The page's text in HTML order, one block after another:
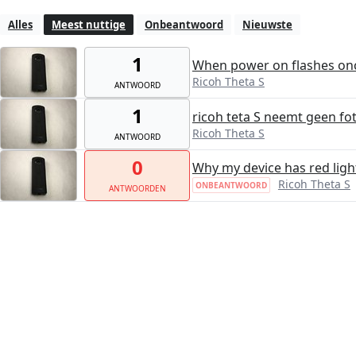
Alles Meest nuttige Onbeantwoord Nieuwste
1
ANTWOORD
When power on flashes
Ricoh Theta S
1
ANTWOORD
ricoh teta S neemt geen
Ricoh Theta S
0
ANTWOORDEN
Why my device has red
ONBEANTWOORD Ricoh Theta S